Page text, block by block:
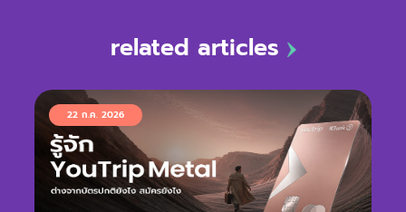
related articles
22 ก.ค. 2026